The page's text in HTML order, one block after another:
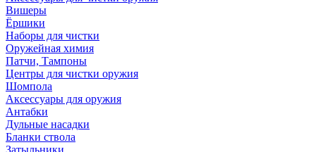
Вишеры
Ёршики
Наборы для чистки
Оружейная химия
Патчи, Тампоны
Центры для чистки оружия
Шомпола
Аксессуары для оружия
Антабки
Дульные насадки
Бланки ствола
Затыльники